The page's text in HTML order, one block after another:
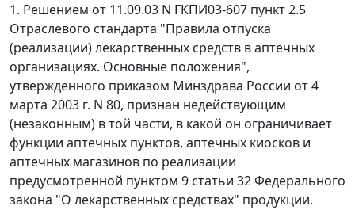
1. Решением от 11.09.03 N ГКПИ03-607 пункт 2.5
Отраслевого стандарта "Правила отпуска
(реализации) лекарственных средств в аптечных
организациях. Основные положения",
утвержденного приказом Минздрава России от 4
марта 2003 г. N 80, признан недействующим
(незаконным) в той части, в какой он ограничивает
функции аптечных пунктов, аптечных киосков и
аптечных магазинов по реализации
предусмотренной пунктом 9 статьи 32Федерального
закона "О лекарственных средствах" продукции.